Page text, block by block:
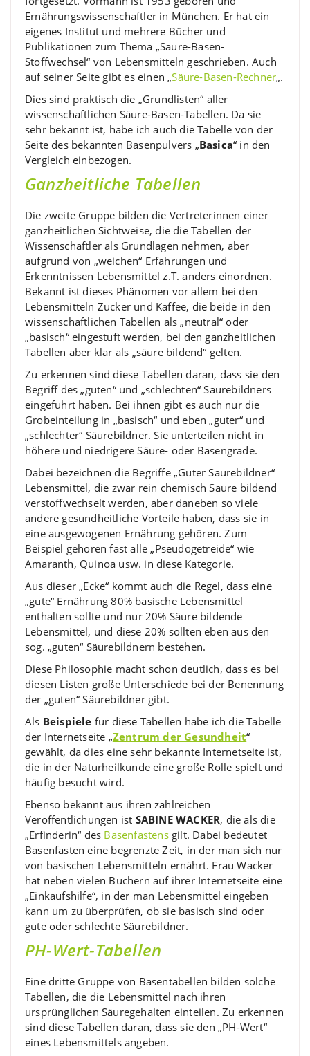
Ernährungswissenschaftler in München. Er hat ein
eigenes Institut und mehrere Bücher und
Publikationen zum Thema „Säure-Basen-
Stoffwechsel“ von Lebensmitteln geschrieben. Auch
auf seiner Seite gibt es einen „Säure-Basen-Rechner„.
Dies sind praktisch die „Grundlisten“ aller
wissenschaftlichen Säure-Basen-Tabellen. Da sie
sehr bekannt ist, habe ich auch die Tabelle von der
Seite des bekannten Basenpulvers „Basica“ in den
Vergleich einbezogen.
Ganzheitliche Tabellen
Die zweite Gruppe bilden die Vertreterinnen einer
ganzheitlichen Sichtweise, die die Tabellen der
Wissenschaftler als Grundlagen nehmen, aber
aufgrund von „weichen“ Erfahrungen und
Erkenntnissen Lebensmittel z.T. anders einordnen.
Bekannt ist dieses Phänomen vor allem bei den
Lebensmitteln Zucker und Kaffee, die beide in den
wissenschaftlichen Tabellen als „neutral“ oder
„basisch“ eingestuft werden, bei den ganzheitlichen
Tabellen aber klar als „säure bildend“ gelten.
Zu erkennen sind diese Tabellen daran, dass sie den
Begriff des „guten“ und „schlechten“ Säurebildners
eingeführt haben. Bei ihnen gibt es auch nur die
Grobeinteilung in „basisch“ und eben „guter“ und
„schlechter“ Säurebildner. Sie unterteilen nicht in
höhere und niedrigere Säure- oder Basengrade.
Dabei bezeichnen die Begriffe „Guter Säurebildner“
Lebensmittel, die zwar rein chemisch Säure bildend
verstoffwechselt werden, aber daneben so viele
andere gesundheitliche Vorteile haben, dass sie in
eine ausgewogenen Ernährung gehören. Zum
Beispiel gehören fast alle „Pseudogetreide“ wie
Amaranth, Quinoa usw. in diese Kategorie.
Aus dieser „Ecke“ kommt auch die Regel, dass eine
„gute“ Ernährung 80% basische Lebensmittel
enthalten sollte und nur 20% Säure bildende
Lebensmittel, und diese 20% sollten eben aus den
sog. „guten“ Säurebildnern bestehen.
Diese Philosophie macht schon deutlich, dass es bei
diesen Listen große Unterschiede bei der Benennung
der „guten“ Säurebildner gibt.
Als Beispiele für diese Tabellen habe ich die Tabelle
der Internetseite „Zentrum der Gesundheit“
gewählt, da dies eine sehr bekannte Internetseite ist,
die in der Naturheilkunde eine große Rolle spielt und
häufig besucht wird.
Ebenso bekannt aus ihren zahlreichen
Veröffentlichungen ist SABINE WACKER, die als die
„Erfinderin“ des Basenfastensgilt. Dabei bedeutet
Basenfasten eine begrenzte Zeit, in der man sich nur
von basischen Lebensmitteln ernährt. Frau Wacker
hat neben vielen Büchern auf ihrer Internetseite eine
„Einkaufshilfe“, in der man Lebensmittel eingeben
kann um zu überprüfen, ob sie basisch sind oder
gute oder schlechte Säurebildner.
PH-Wert-Tabellen
Eine dritte Gruppe von Basentabellen bilden solche
Tabellen, die die Lebensmittel nach ihren
ursprünglichen Säuregehalten einteilen. Zu erkennen
sind diese Tabellen daran, dass sie den „PH-Wert“
eines Lebensmittels angeben.